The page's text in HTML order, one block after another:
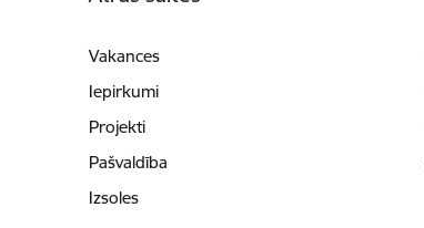
Vakances
Iepirkumi
Projekti
Pašvaldība
Izsoles